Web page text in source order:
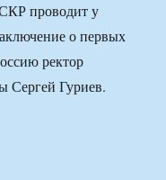
проводит у
о первых
ректор
Сергей Гуриев.